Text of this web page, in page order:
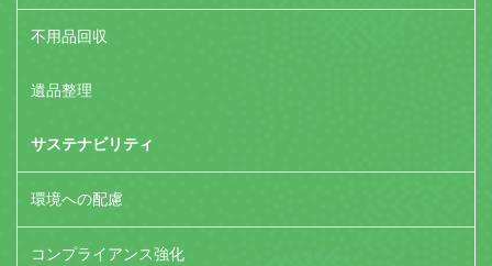
不用品回収
遺品整理
サステナビリティ
環境への配慮
コンプライアンス強化